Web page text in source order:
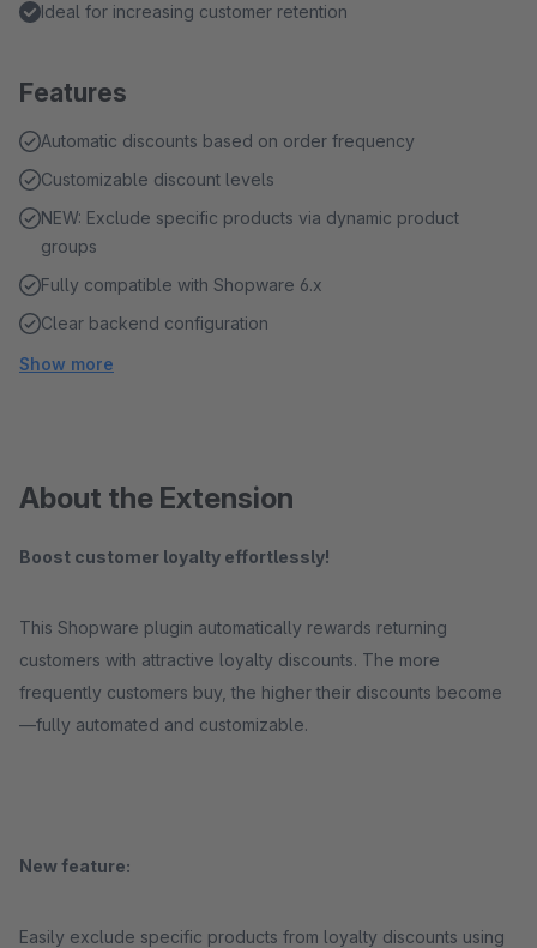
Ideal for increasing customer retention
Features
Automatic discounts based on order frequency
Customizable discount levels
NEW: Exclude specific products via dynamic product
groups
Fully compatible with Shopware 6.x
Clear backend configuration
Show more
About the Extension
Boost customer loyalty effortlessly!
This Shopware plugin automatically rewards returning
customers with attractive loyalty discounts. The more
frequently customers buy, the higher their discounts become
—fully automated and customizable.
New feature:
Easily exclude specific products from loyalty discounts using